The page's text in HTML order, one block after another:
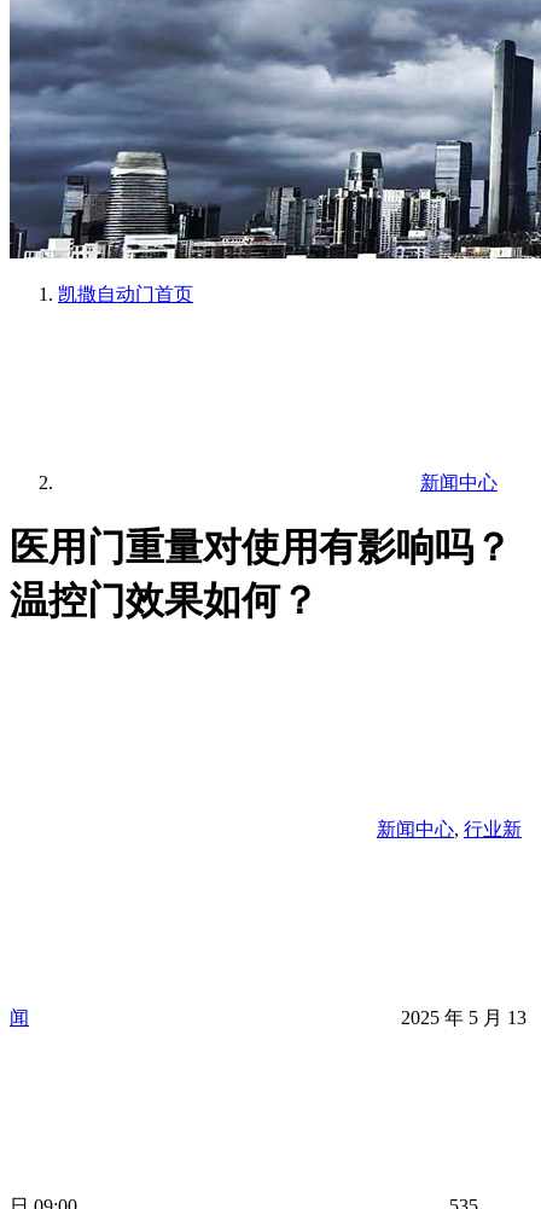
凯撒自动门首页
新闻中心
医用门重量对使用有影响吗？
温控门效果如何？
新闻中心, 行业新
闻 2025 年 5 月 13